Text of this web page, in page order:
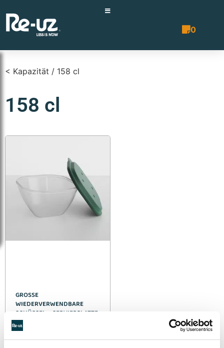
0
< Kapazität / 158 cl
158 cl
GROSSE W
IEDERVERWENDBARE S
CHÜSSEL – SERVIERPLATTE /
WIEDERVERSCHLIESSBARE PL
ASTIKSCHÜSSEL